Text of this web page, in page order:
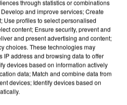
through statistics or combinations
and improve services; Create
Use profiles to select personalised
content; Ensure security, prevent and
and present advertising and content;
choices. These technologies may
IP address and browsing data to offer
devices based on information actively
data; Match and combine data from
devices; Identify devices based on